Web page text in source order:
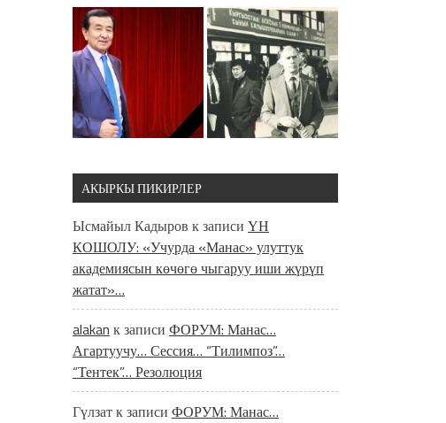
АКЫРКЫ ПИКИРЛЕР
Ысмайыл Кадыров к записи ҮН
КОШОЛУ: «Учурда «Манас» улуттук
академиясын көчөгө чыгаруу иши жүрүп
жатат»…
alakan к записи ФОРУМ: Манас…
Агартуучу… Сессия… “Тилимпоз”…
“Тентек”… Резолюция
Гүлзатк записи ФОРУМ: Манас…